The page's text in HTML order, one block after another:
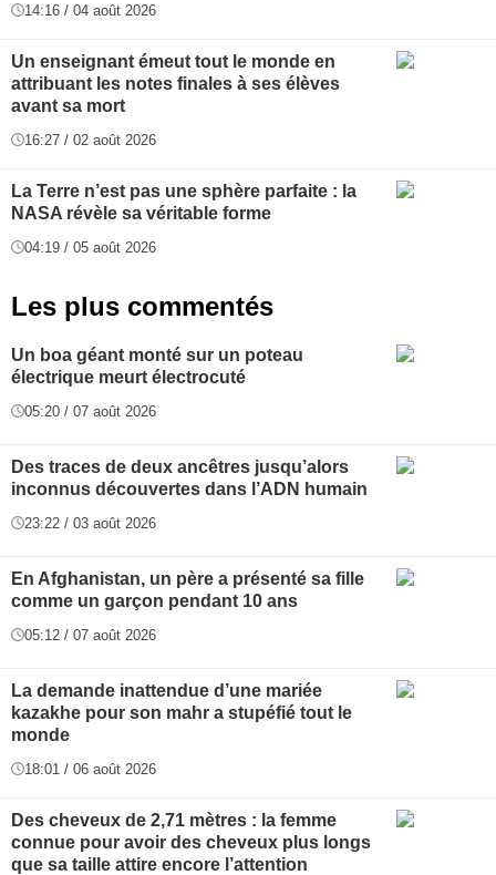
14:16 / 04 août 2026
Un enseignant émeut tout le monde en
attribuant les notes finales à ses élèves
avant sa mort
16:27 / 02 août 2026
La Terre n’est pas une sphère parfaite : la
NASA révèle sa véritable forme
04:19 / 05 août 2026
Les plus commentés
Un boa géant monté sur un poteau
électrique meurt électrocuté
05:20 / 07 août 2026
Des traces de deux ancêtres jusqu’alors
inconnus découvertes dans l’ADN humain
23:22 / 03 août 2026
En Afghanistan, un père a présenté sa fille
comme un garçon pendant 10 ans
05:12 / 07 août 2026
La demande inattendue d’une mariée
kazakhe pour son mahr a stupéfié tout le
monde
18:01 / 06 août 2026
Des cheveux de 2,71 mètres : la femme
connue pour avoir des cheveux plus longs
que sa taille attire encore l’attention